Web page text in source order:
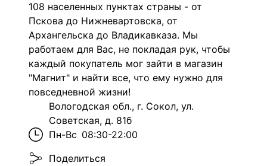
108 населенных пунктах страны - от
Пскова до Нижневартовска, от
Архангельска до Владикавказа. Мы
работаем для Вас, не покладая рук, чтобы
каждый покупатель мог зайти в магазин
"Магнит" и найти все, что ему нужно для
повседневной жизни!
Вологодская обл., г. Сокол, ул.
Советская, д. 81б
Пн-Вс 08:30-22:00
Поделиться